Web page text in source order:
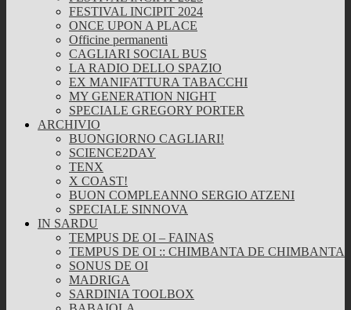
FESTIVAL INCIPIT 2024
ONCE UPON A PLACE
Officine permanenti
CAGLIARI SOCIAL BUS
LA RADIO DELLO SPAZIO
EX MANIFATTURA TABACCHI
MY GENERATION NIGHT
SPECIALE GREGORY PORTER
ARCHIVIO
BUONGIORNO CAGLIARI!
SCIENCE2DAY
TENX
X COAST!
BUON COMPLEANNO SERGIO ATZENI
SPECIALE SINNOVA
IN SARDU
TEMPUS DE OI – FAINAS
TEMPUS DE OI :: CHIMBANTA DE CHIMBANTA
SONUS DE OI
MADRIGA
SARDINIA TOOLBOX